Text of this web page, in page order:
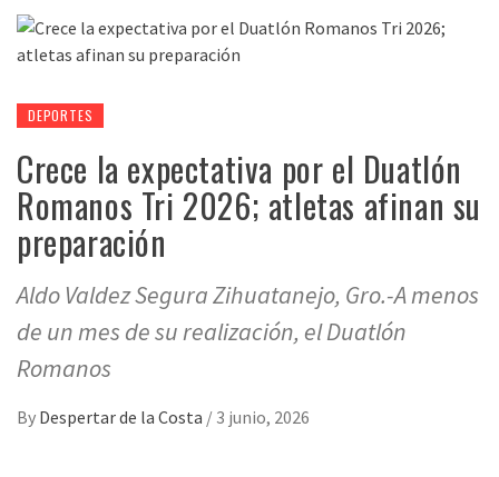
DEPORTES
Crece la expectativa por el Duatlón
Romanos Tri 2026; atletas afinan su
preparación
Aldo Valdez Segura Zihuatanejo, Gro.-A menos
de un mes de su realización, el Duatlón
Romanos
By Despertar de la Costa / 3 junio, 2026